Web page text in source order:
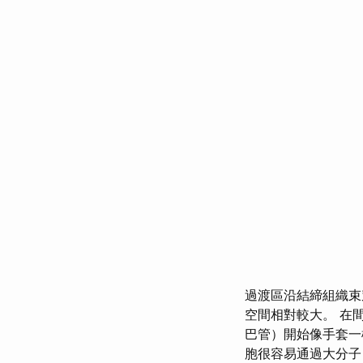
過渡區沿結締組織
空間相對較大。 在
巴管）開始像手套
胞很容易通過大分